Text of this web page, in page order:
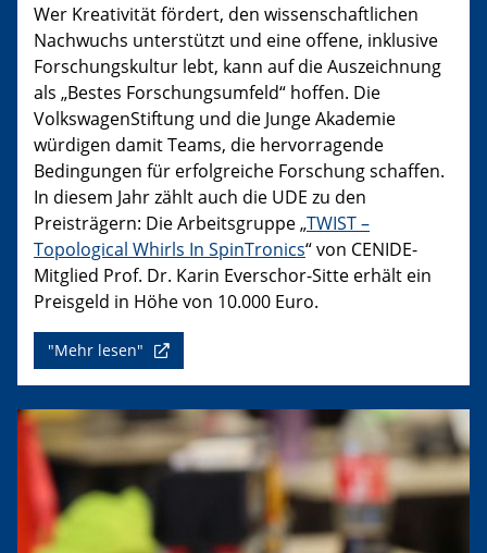
Wer Kreativität fördert, den wissenschaftlichen
Nachwuchs unterstützt und eine offene, inklusive
Forschungskultur lebt, kann auf die Auszeichnung
als „Bestes Forschungsumfeld“ hoffen. Die
VolkswagenStiftung und die Junge Akademie
würdigen damit Teams, die hervorragende
Bedingungen für erfolgreiche Forschung schaffen.
In diesem Jahr zählt auch die UDE zu den
Preisträgern: Die Arbeitsgruppe „TWIST –
Topological Whirls In SpinTronics“ von CENIDE-
Mitglied Prof. Dr. Karin Everschor-Sitte erhält ein
Preisgeld in Höhe von 10.000 Euro.
"Mehr lesen"